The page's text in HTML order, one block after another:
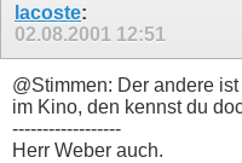
lacoste:
02.08.2001 12:51
@Stimmen: Der andere
im Kino, den kennst du
------------------
Herr Weber auch.